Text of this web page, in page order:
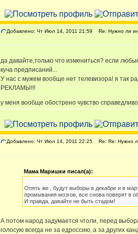
Добавлено: Чт Июл 14, 2011 21:59 Re: Нужно ли
да давайте,только что измениться? если
куча предписаний...
У нас с мужем вообще нет телевизора! я так
РЕКЛАМЫ!!!
у меня вообще обострено чувство
Добавлено: Чт Июл 14, 2011 22:25 Re: Re: Нужно
Мама Маришки писал(а):
Опять же , будут выборы в декабре и в
промывания мозгов, все снова поверят в
И правда, давайте не быть стадом!
А потом народ задумается чтоли, перед
голосую всегда не за едроссию, а за других